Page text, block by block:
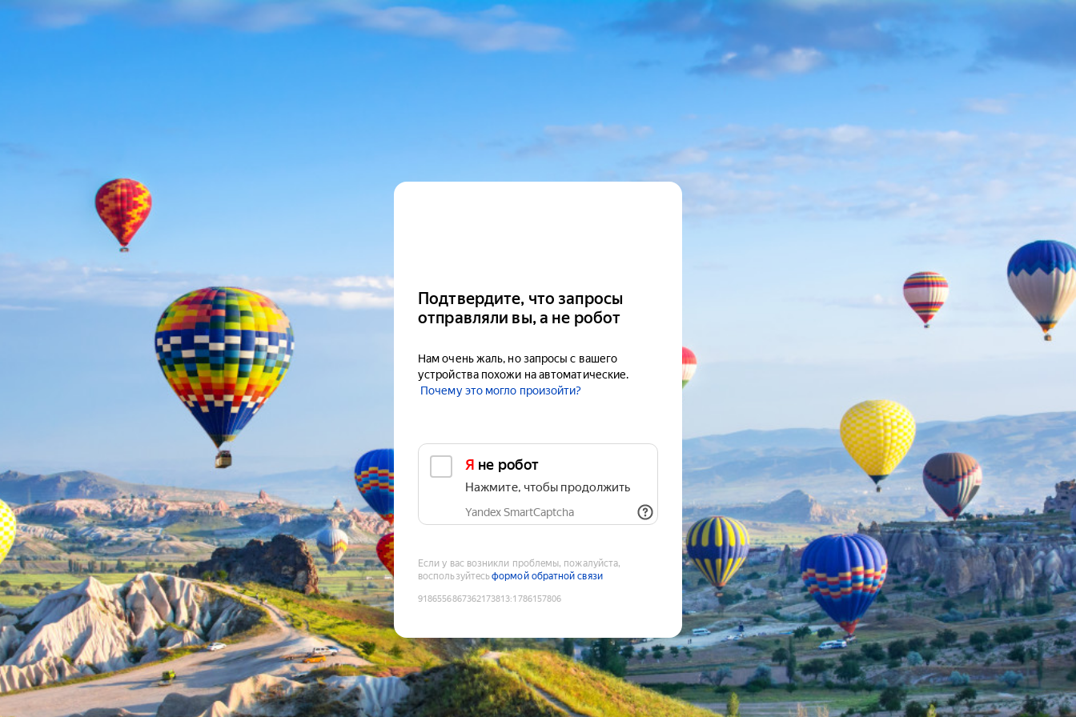
Подтвердите, что запросы
отправляли вы, а не робот
Нам очень жаль, но запросы с вашего
устройства похожи на автоматические.
Почему это могло произойти?
Я не робот
Нажмите, чтобы продолжить
Yandex SmartCaptcha
Если у вас возникли проблемы, пожалуйста,
воспользуйтесьформой обратной связи
9186556867362173813:1786157806